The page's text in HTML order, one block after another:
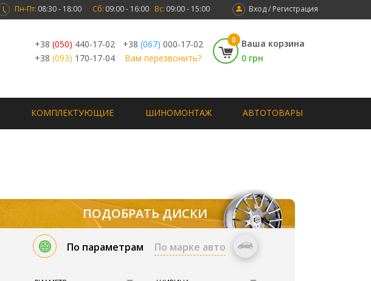
Вход / Регистрация
Пн-Пт: 08:30 - 18:00 Сб: 09:00 - 16:00 Вс: 09:00 - 15:00
+38 (050) 440-17-02 +38 (067) 000-17-02
+38 (093) 170-17-04 Вам перезвонить?
0
Ваша корзина
0 грн
КОМПЛЕКТУЮЩИЕ ШИНОМОНТАЖ АВТОТОВАРЫ
ПОДОБРАТЬ ДИСКИ
По параметрам По марке авто